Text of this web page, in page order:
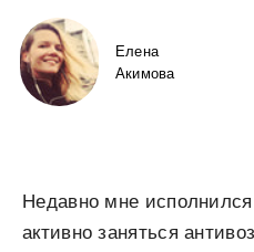
Елена
Акимова
Недавно мне
активно заняться